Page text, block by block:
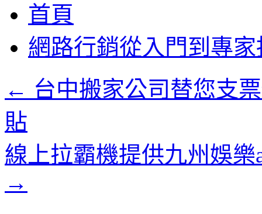
至
要
首頁
網路行銷從入門到專家
← 台中搬家公司替您支
貼
線上拉霸機提供九州娛
→